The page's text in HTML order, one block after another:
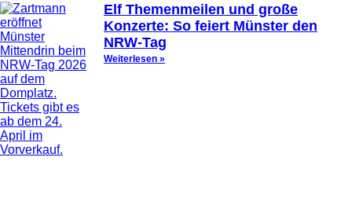
Elf Themenmeilen und große
Konzerte: So feiert Münster den
NRW-Tag
Weiterlesen »